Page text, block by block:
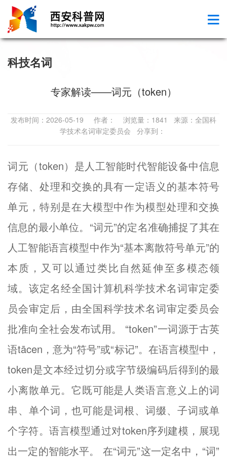
科技名词
专家解读——词元（token）
发布时间：2026-05-19 作者： 浏览量：1841 来源：全国科
学技术名词审定委员会 分享到：
词元（token）是人工智能时代智能设备中信息
存储、处理和交换的具有一定语义的基本符号
单元，特别是在大模型中作为模型处理和交换
信息的最小单位。“词元”的定名准确捕捉了其在
人工智能语言模型中作为“基本离散符号单元”的
本质，又可以通过类比自然延伸至多模态领
域。该定名经全国计算机科学技术名词审定委
员会审定后，由全国科学技术名词审定委员会
批准向全社会发布试用。 “token”一词源于古英
语tācen，意为“符号”或“标记”。在语言模型中，
token是文本经过切分或字节级编码后得到的最
小离散单元。它既可能是人类语言意义上的词
串、单个词，也可能是词根、词缀、子词或单
个字符。语言模型通过对token序列建模，展现
出一定的智能水平。 在“词元”这一定名中，“词”